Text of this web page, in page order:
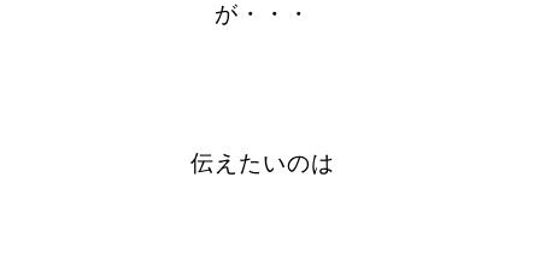
が・・・
伝えたいのは